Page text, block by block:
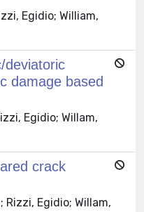
Egidio; William,
deviatoric
damage based
Egidio; Willam,
crack
Egidio; Willam,